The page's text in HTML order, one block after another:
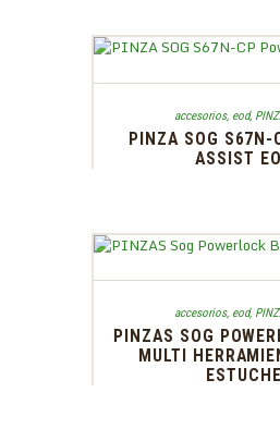
accesorios, eod,
PINZA SOG S67N-
ASSIST
accesorios, eod,
PINZAS SOG
MULTI
ESTUCHE